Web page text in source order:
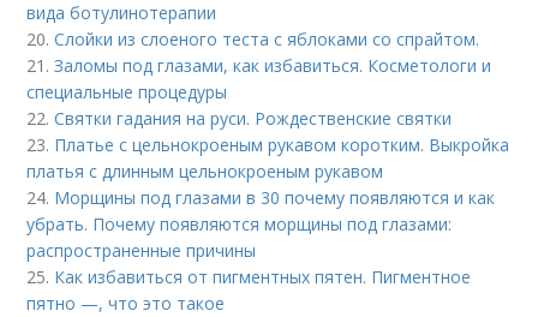
вида ботулинотерапии
20.Слойки из слоеного теста с яблоками со спрайтом.
21.Заломы под глазами, как избавиться. Косметологи и
специальные процедуры
22.Святки гадания на руси. Рождественские святки
23. Платье с цельнокроеным рукавом коротким. Выкройка
платья с длинным цельнокроеным рукавом
24. Морщины под глазами в 30 почему появляются и как
убрать. Почему появляются морщины под глазами:
распространенные причины
25. Как избавиться от пигментных пятен. Пигментное
пятно —, что это такое